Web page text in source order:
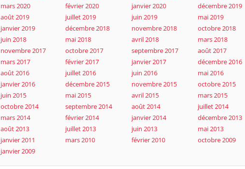
mars 2020 février 2020 janvier 2020 décembre 2019
août 2019 juillet 2019 juin 2019 mai 2019
janvier 2019 décembre 2018 novembre 2018 octobre 2018
juin 2018 mai 2018 avril 2018 mars 2018
novembre 2017 octobre 2017 septembre 2017 août 2017
mars 2017 février 2017 janvier 2017 décembre 2016
août 2016 juillet 2016 juin 2016 mai 2016
janvier 2016 décembre 2015 novembre 2015 octobre 2015
juin 2015 mai 2015 avril 2015 mars 2015
octobre 2014 septembre 2014 août 2014 juillet 2014
mars 2014 février 2014 janvier 2014 décembre 2013
août 2013 juillet 2013 juin 2013 mai 2013
janvier 2011 mars 2010 février 2010 octobre 2009
janvier 2009